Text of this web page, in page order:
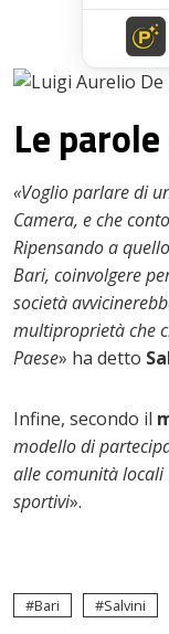
Le
«Voglio parlare di
Camera, e che
Ripensando a
Bari, coinvolgere
società
multiproprietà che
Paese» ha detto
Infine, secondo il
modello di
alle comunità
sportivi».
Bari Salvini